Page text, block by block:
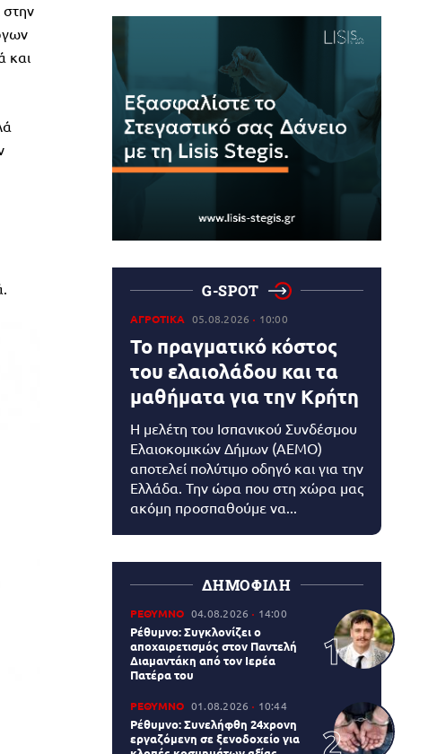
στην
και
G-SPOT
ΑΓΡΟΤΙΚΑ 05.08.2026 10:00
Το πραγματικό κόστος
του ελαιολάδου και τα
μαθήματα για την Κρήτη
Η μελέτη του Ισπανικού Συνδέσμου
Ελαιοκομικών Δήμων (AEMO)
αποτελεί πολύτιμο οδηγό και για την
Ελλάδα. Την ώρα που στη χώρα μας
ακόμη προσπαθούμε να...
ΔΗΜΟΦΙΛΗ
ΡΕΘΥΜΝΟ 04.08.2026 14:00
Ρέθυμνο: Συγκλονίζει ο
αποχαιρετισμός στον Παντελή
Διαμαντάκη από τον Ιερέα
Πατέρα του
ΡΕΘΥΜΝΟ 01.08.2026 10:44
Ρέθυμνο: Συνελήφθη 24χρονη
εργαζόμενη σε ξενοδοχείο για